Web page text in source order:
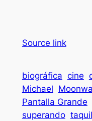
Source link
biográfica cine
Michael
Pantalla Grande
superando